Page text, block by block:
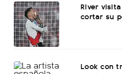
River
cortar su
Look con